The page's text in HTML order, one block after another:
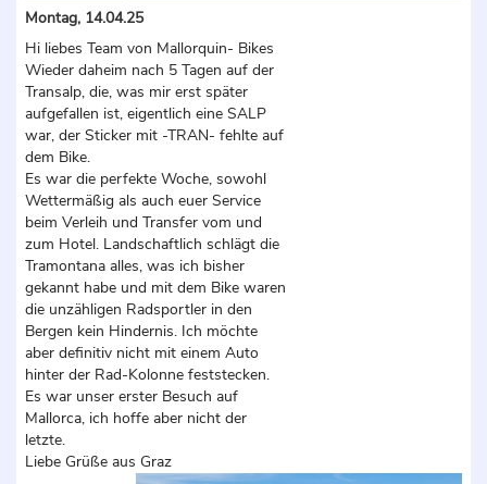
Montag, 14.04.25
Hi liebes Team von Mallorquin- Bikes
Wieder daheim nach 5 Tagen auf der
Transalp, die, was mir erst später
aufgefallen ist, eigentlich eine SALP
war, der Sticker mit -TRAN- fehlte auf
dem Bike.
Es war die perfekte Woche, sowohl
Wettermäßig als auch euer Service
beim Verleih und Transfer vom und
zum Hotel. Landschaftlich schlägt die
Tramontana alles, was ich bisher
gekannt habe und mit dem Bike waren
die unzähligen Radsportler in den
Bergen kein Hindernis. Ich möchte
aber definitiv nicht mit einem Auto
hinter der Rad-Kolonne feststecken.
Es war unser erster Besuch auf
Mallorca, ich hoffe aber nicht der
letzte.
Liebe Grüße aus Graz